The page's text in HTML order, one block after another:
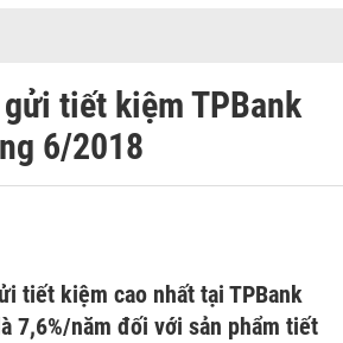
tiết kiệm TPBank
6/2018
tiết kiệm cao nhất tại TPBank
7,6%/năm đối với sản phẩm tiết